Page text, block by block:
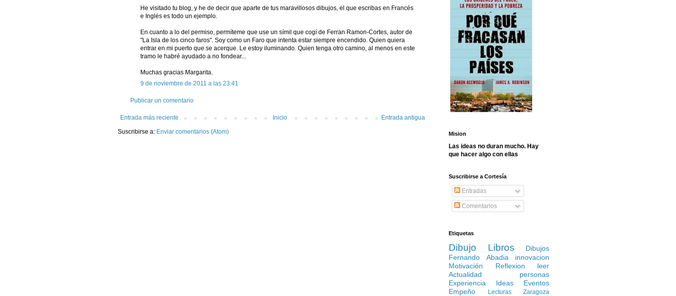
He visitado tu blog, y he de decir que aparte de tus maravillosos dibujos, el que escribas en Francés
e Inglés es todo un ejemplo.
En cuanto a lo del permiso, permíteme que use un símil que cogí de Ferran Ramon-Cortes, autor de
"La Isla de los cinco faros". Soy como un Faro que intenta estar siempre encendido. Quien quiera
entrar en mi puerto que se acerque. Le estoy iluminando. Quien tenga otro camino, al menos en este
tramo le habré ayudado a no fondear...
Muchas gracias Margarita.
9 de noviembre de 2011 a las 23:41
Publicar un comentario
Entrada más reciente Entrada antigua
Inicio
Suscribirse a: Enviar comentarios (Atom) Mision
Las ideas no duran mucho. Hay
que hacer algo con ellas
Suscribirse a Cortesía
Entradas
Comentarios
Etiquetas
Dibujo Libros
Dibujos
Fernando Abadia
innovacion
Motivación
Reflexion
leer
Actualidad
personas
Experiencia
Ideas
Eventos
Empeño
Lecturas
Zaragoza